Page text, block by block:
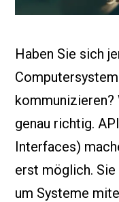
Haben Sie sich
kommunizieren?
genau richtig.
Interfaces)
erst möglich.
um Systeme